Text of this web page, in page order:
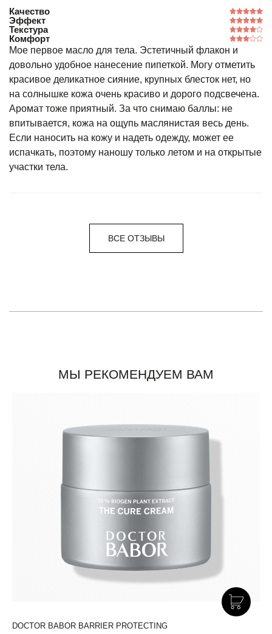
Качество
Эффект
Текстура
Комфорт
Мое первое масло для тела. Эстетичный флакон и
довольно удобное нанесение пипеткой. Могу отметить
красивое деликатное сияние, крупных блесток нет, но
на солнышке кожа очень красиво и дорого подсвечена.
Аромат тоже приятный. За что снимаю баллы: не
впитывается, кожа на ощупь маслянистая весь день.
Если наносить на кожу и надеть одежду, может ее
испачкать, поэтому наношу только летом и на открытые
участки тела.
ВСЕ ОТЗЫВЫ
МЫ РЕКОМЕНДУЕМ ВАМ
DOCTOR BABOR BARRIER PROTECTING